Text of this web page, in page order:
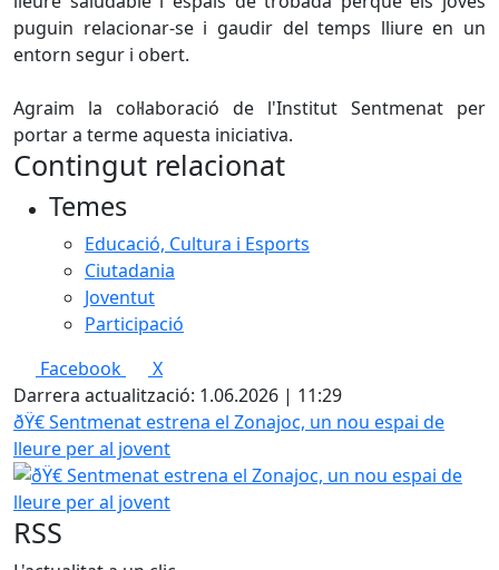
puguin relacionar-se i gaudir del temps lliure en un
entorn segur i obert.
Agraim la col·laboració de l'Institut Sentmenat per
portar a terme aquesta iniciativa.
Contingut relacionat
Temes
Educació, Cultura i Esports
Ciutadania
Joventut
Participació
Facebook
X
Darrera actualització: 1.06.2026 | 11:29
ðŸ€ Sentmenat estrena el Zonajoc, un nou espai de
lleure per al jovent
RSS